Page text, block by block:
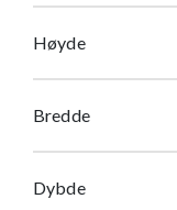
Høyde
Bredde
Dybde